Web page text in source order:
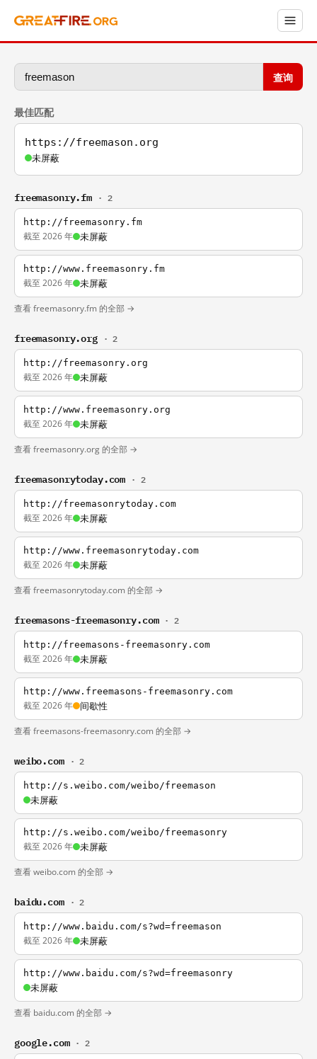
查询
最佳匹配
https://freemason.org
未屏蔽
freemasonry.fm · 2
http://freemasonry.fm
截至 2026 年 未屏蔽
http://www.freemasonry.fm
截至 2026 年 未屏蔽
查看 freemasonry.fm 的全部 →
freemasonry.org · 2
http://freemasonry.org
截至 2026 年 未屏蔽
http://www.freemasonry.org
截至 2026 年 未屏蔽
查看 freemasonry.org 的全部 →
freemasonrytoday.com · 2
http://freemasonrytoday.com
截至 2026 年 未屏蔽
http://www.freemasonrytoday.com
截至 2026 年 未屏蔽
查看 freemasonrytoday.com 的全部 →
freemasons-freemasonry.com · 2
http://freemasons-freemasonry.com
截至 2026 年 未屏蔽
http://www.freemasons-freemasonry.com
截至 2026 年 间歇性
查看 freemasons-freemasonry.com 的全部 →
weibo.com · 2
http://s.weibo.com/weibo/freemason
未屏蔽
http://s.weibo.com/weibo/freemasonry
截至 2026 年 未屏蔽
查看 weibo.com 的全部 →
baidu.com · 2
http://www.baidu.com/s?wd=freemason
截至 2026 年 未屏蔽
http://www.baidu.com/s?wd=freemasonry
未屏蔽
查看 baidu.com 的全部 →
google.com · 2